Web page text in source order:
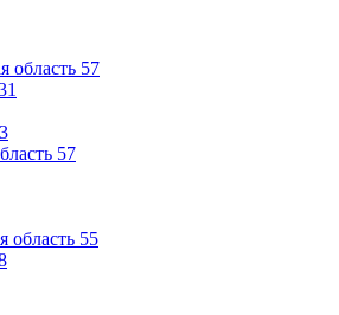
область 57
3
57
область 55